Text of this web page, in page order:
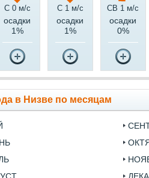
С 0 м/c
осадки
1%
С 1 м/c
осадки
1%
СВ 1 м/c
осадки
0%
в Низве по месяцам